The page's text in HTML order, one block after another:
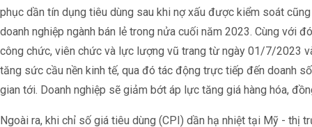
phục dần tín dụng tiêu dùng sau khi nợ xấu được kiểm soát
doanh nghiệp ngành bán lẻ trong nửa cuối năm 2023. Cùng với
công chức, viên chức và lực lượng vũ trang từ ngày 01/7/2023
tăng sức cầu nền kinh tế, qua đó tác động trực tiếp đến doanh
gian tới. Doanh nghiệp sẽ giảm bớt áp lực tăng giá hàng hóa,
Ngoài ra, khi chỉ số giá tiêu dùng (CPI) dần hạ nhiệt tại Mỹ - thị